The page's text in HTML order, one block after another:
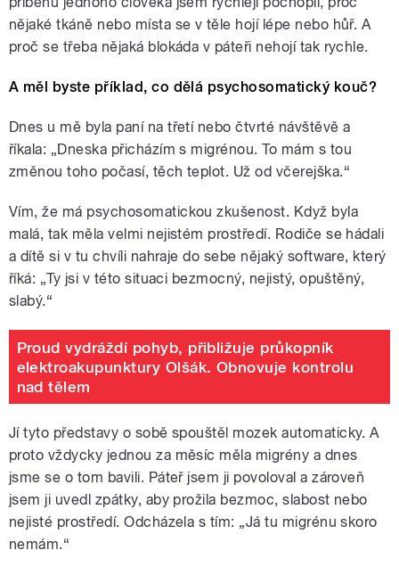
nějaké tkáně nebo místa se v těle hojí lépe nebo hůř. A
proč se třeba nějaká blokáda v páteři nehojí tak rychle.
A měl byste příklad, co dělá psychosomatický kouč?
Dnes u mě byla paní na třetí nebo čtvrté návštěvě a
říkala: „Dneska přicházím s migrénou. To mám s tou
změnou toho počasí, těch teplot. Už od včerejška.“
Vím, že má psychosomatickou zkušenost. Když byla
malá, tak měla velmi nejistém prostředí. Rodiče se hádali
a dítě si v tu chvíli nahraje do sebe nějaký software, který
říká: „Ty jsi v této situaci bezmocný, nejistý, opuštěný,
slabý.“
Proud vydráždí pohyb, přibližuje průkopník
elektroakupunktury Olšák. Obnovuje kontrolu
nad tělem
Jí tyto představy o sobě spouštěl mozek automaticky. A
proto vždycky jednou za měsíc měla migrény a dnes
jsme se o tom bavili. Páteř jsem ji povoloval a zároveň
jsem ji uvedl zpátky, aby prožila bezmoc, slabost nebo
nejisté prostředí. Odcházela s tím: „Já tu migrénu skoro
nemám.“